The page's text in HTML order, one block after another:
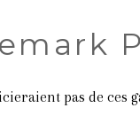
pas de